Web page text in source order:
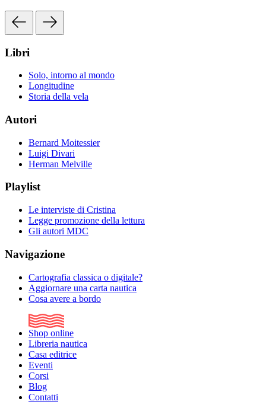
Libri
Solo, intorno al mondo
Longitudine
Storia della vela
Autori
Bernard Moitessier
Luigi Divari
Herman Melville
Playlist
Le interviste di Cristina
Legge promozione della lettura
Gli autori MDC
Navigazione
Cartografia classica o digitale?
Aggiornare una carta nautica
Cosa avere a bordo
Shop online
Libreria nautica
Casa editrice
Eventi
Corsi
Blog
Contatti